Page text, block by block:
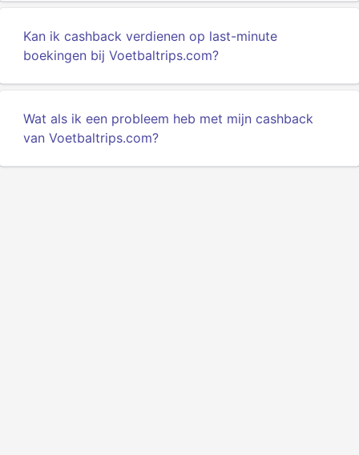
Kan ik cashback verdienen op last-minute
boekingen bij Voetbaltrips.com?
Wat als ik een probleem heb met mijn cashback
van Voetbaltrips.com?